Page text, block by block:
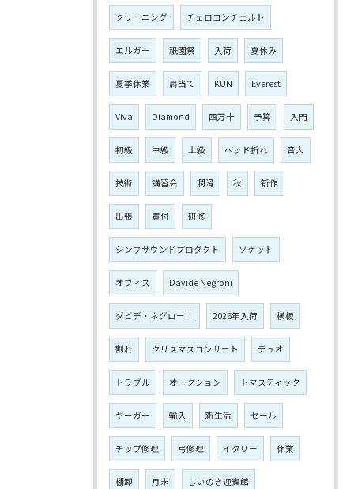
クリーニング チェロコンチェルト
エルガー 祇園祭 入荷 夏休み
夏季休業 肩当て KUN Everest
Viva Diamond 四万十 予算 入門
初級 中級 上級 ヘッド折れ 音大
技術 講習会 潤滑 秋 新作
出張 買付 研修
シンワサウンドプロダクト ソケット
オフィス Davide Negroni
ダビデ・ネグローニ 2026年入荷 横板
割れ クリスマスコンサート デュオ
トラブル オークション トマスティック
ヤーガー 輸入 新生活 セール
チップ修理 弓修理 イタリー 休業
棚卸 月末 しいのき迎賓館